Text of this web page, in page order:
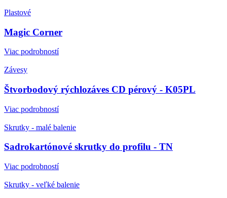
Plastové
Magic Corner
Viac podrobností
Závesy
Štvorbodový rýchlozáves CD pérový - K05PL
Viac podrobností
Skrutky - malé balenie
Sadrokartónové skrutky do profilu - TN
Viac podrobností
Skrutky - veľké balenie